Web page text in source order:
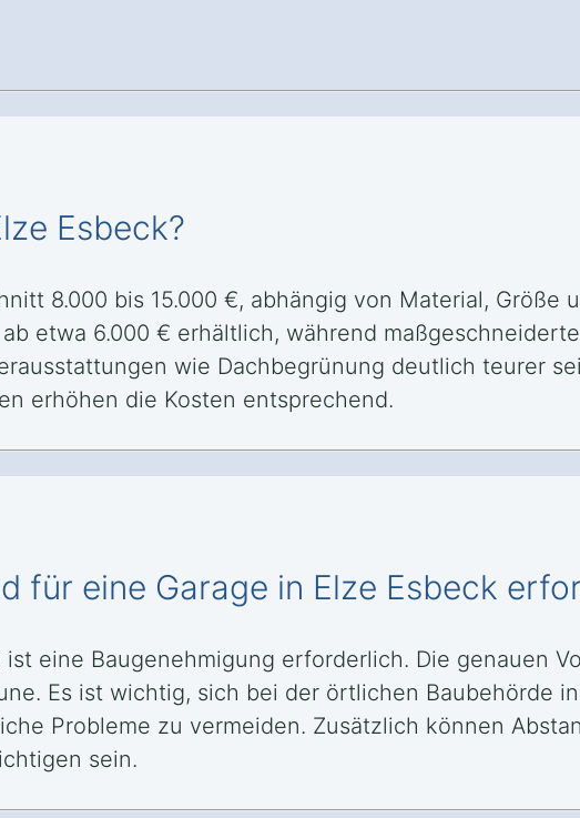
Esbeck?
8.000 bis 15.000 €, abhängig von Material, Größe
etwa 6.000 € erhältlich, während
wie Dachbegrünung deutlich teurer
erhöhen die Kosten entsprechend.
für eine Garage in Elze Esbeck
ist eine Baugenehmigung erforderlich. Die genauen
Es ist wichtig, sich bei der örtlichen Baubehörde
Probleme zu vermeiden. Zusätzlich können
sein.